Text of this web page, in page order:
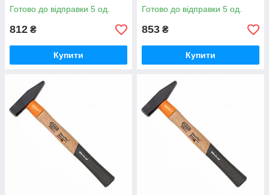
Готово до відправки 5 од.
812 ₴
Купити
Готово до відправки 5 од.
853 ₴
Купити